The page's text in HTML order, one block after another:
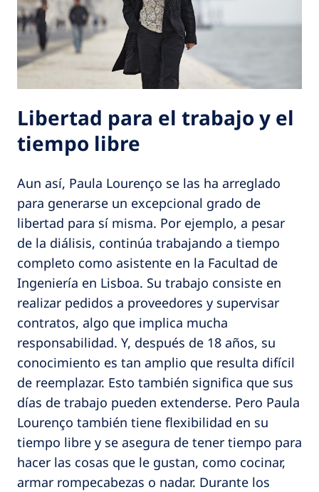
Libertad para el trabajo y el
tiempo libre
Aun así, Paula Lourenço se las ha arreglado
para generarse un excepcional grado de
libertad para sí misma. Por ejemplo, a pesar
de la diálisis, continúa trabajando a tiempo
completo como asistente en la Facultad de
Ingeniería en Lisboa. Su trabajo consiste en
realizar pedidos a proveedores y supervisar
contratos, algo que implica mucha
responsabilidad. Y, después de 18 años, su
conocimiento es tan amplio que resulta difícil
de reemplazar. Esto también significa que sus
días de trabajo pueden extenderse. Pero Paula
Lourenço también tiene flexibilidad en su
tiempo libre y se asegura de tener tiempo para
hacer las cosas que le gustan, como cocinar,
armar rompecabezas o nadar. Durante los